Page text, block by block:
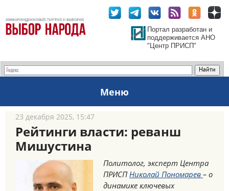
Портал разработан и
поддерживается АНО
"Центр ПРИСП"
Меню
23 декабря 2025, 15:47
Рейтинги власти: реванш
Мишустина
Политолог, эксперт Центра
ПРИСПНиколай Пономарев – о
динамике ключевых